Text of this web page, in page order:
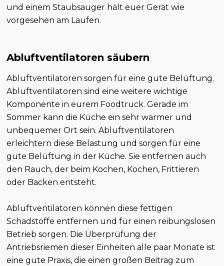
und einem Staubsauger hält euer Gerät wie
vorgesehen am Laufen.
Abluftventilatoren säubern
Abluftventilatoren sorgen für eine gute Belüftung.
Abluftventilatoren sind eine weitere wichtige
Komponente in eurem Foodtruck. Gerade im
Sommer kann die Küche ein sehr warmer und
unbequemer Ort sein. Abluftventilatoren
erleichtern diese Belastung und sorgen für eine
gute Belüftung in der Küche. Sie entfernen auch
den Rauch, der beim Kochen, Kochen, Frittieren
oder Backen entsteht.
Abluftventilatoren können diese fettigen
Schadstoffe entfernen und für einen reibungslosen
Betrieb sorgen. Die Überprüfung der
Antriebsriemen dieser Einheiten alle paar Monate ist
eine gute Praxis, die einen großen Beitrag zum